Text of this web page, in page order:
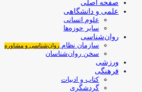
صفحه اصلی
علمی و دانشگاهی
علوم انسانی
سایر حوزه‌ها
روان‌شناسی
سازمان نظام روان‌شناسی و مشاوره
سخن روان‌شناسان
ورزشی
فرهنگی
کتاب و ادبیات
گردشگری